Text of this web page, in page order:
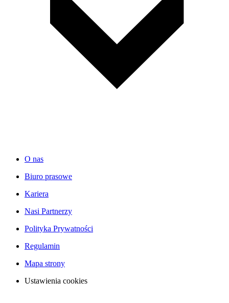
O nas
Biuro prasowe
Kariera
Nasi Partnerzy
Polityka Prywatności
Regulamin
Mapa strony
Ustawienia cookies